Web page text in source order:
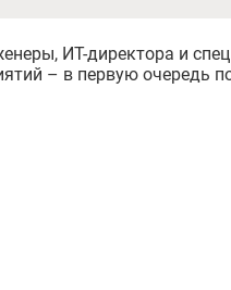
ИТ-директора и
– в первую очередь